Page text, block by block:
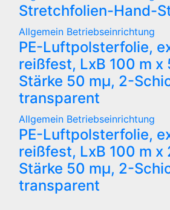
Stretchfolien-Hand-
Allgemein Betriebseinrichtung
PE-Luftpolsterfolie,
reißfest, LxB 100 m x
Stärke 50 mµ, 2-
transparent
Allgemein Betriebseinrichtung
PE-Luftpolsterfolie,
reißfest, LxB 100 m x
Stärke 50 mµ, 2-
transparent